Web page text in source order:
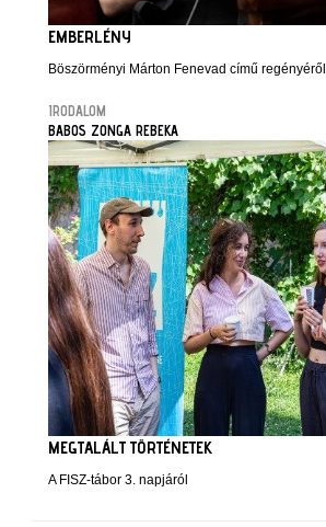
EMBERLÉNY
Böszörményi Márton Fenevad című regényéről
IRODALOM
BABOS ZONGA REBEKA
MEGTALÁLT TÖRTÉNETEK
A FISZ-tábor 3. napjáról